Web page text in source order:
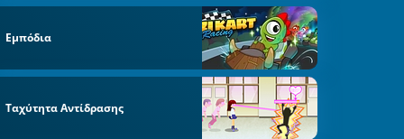
Εμπόδια
Ταχύτητα Αντίδρασης